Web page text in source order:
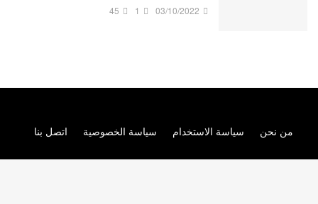
03/10/2022
1
45
من نحن سياسة الاستخدام سياسة الخصوصية اتصل بنا